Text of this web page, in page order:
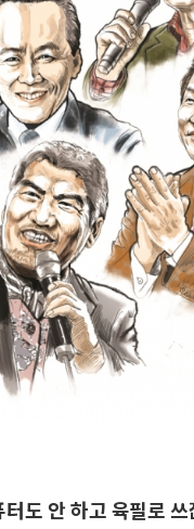
도 안 하고 육필로